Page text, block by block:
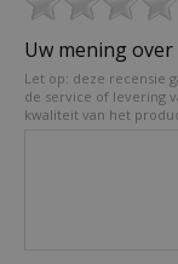
Uw mening
Let op: deze recensie
de service of levering
kwaliteit van het